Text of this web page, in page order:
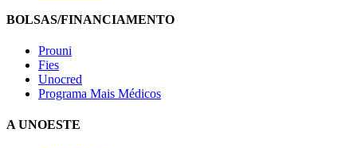
BOLSAS/FINANCIAMENTO
Prouni
Fies
Unocred
Programa Mais Médicos
A UNOESTE